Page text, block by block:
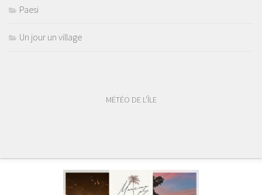
Paesi
Un jour un village
MÉTÉO DE L'ÎLE